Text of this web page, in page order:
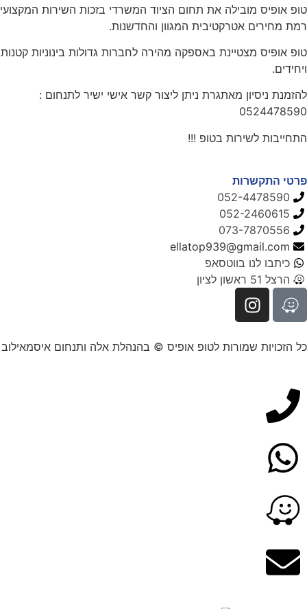
טופ אופיס מובילה את תחום הציוד המשרדי בזכות השירות המקצועי
רמת מחירים אטרקטיבית המגוון והחדשנות.
טופ אופיס מצטיינת באספקה מהירה לחברות גדולות בינוניות קטנות
ויחידים.
להזמנת ניסיון מאתגרת ניתן ליצור קשר אישי ישיר לתנחום :
0524478590
התחייבות לשירות בטופ !!!
פרטי התקשרות
052-4478590
052-2460615
073-7870556
ellatop939@gmail.com
כיתבו לנו בווטסאפ
הרצל 51 ראשון לציון
כל הזכויות שמורות לטופ אופיס © בהנהלת אלה ותנחום איסמאילוב